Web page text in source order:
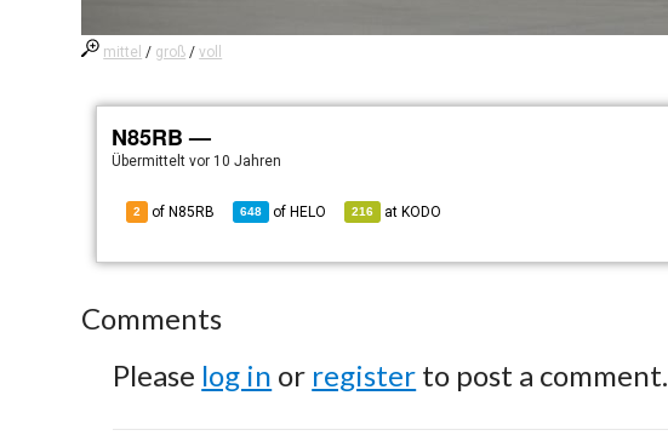
mittel / groß /voll
N85RB —
Übermitteltvor 10 Jahren
2 of N85RB 648 of HELO 216 at KODO
Comments
Please log in or register to post a comment.